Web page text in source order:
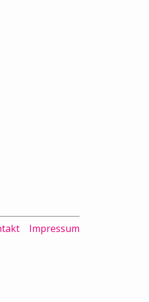
Impressum